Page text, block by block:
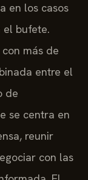
en los casos
el bufete.
más de
entre el
de
se centra en
reunir
con las